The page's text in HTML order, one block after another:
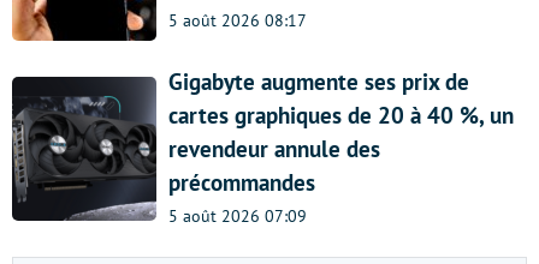
5 août 2026 08:17
Gigabyte augmente ses prix de
cartes graphiques de 20 à 40 %, un
revendeur annule des
précommandes
5 août 2026 07:09